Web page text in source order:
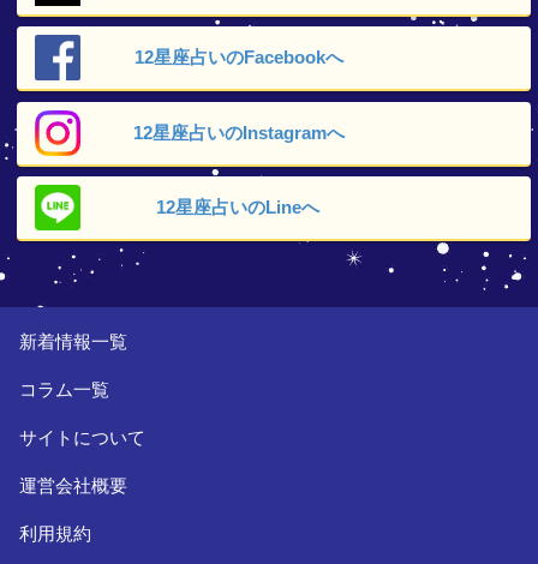
12星座占いのFacebookへ
12星座占いのInstagramへ
12星座占いのLineへ
新着情報一覧
コラム一覧
サイトについて
運営会社概要
利用規約